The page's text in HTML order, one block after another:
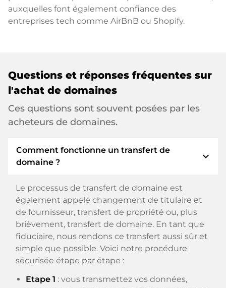
auxquelles font également confiance des
entreprises tech comme AirBnB ou Shopify.
Questions et réponses fréquentes sur
l'achat de domaines
Ces questions sont souvent posées par les
acheteurs de domaines.
Comment fonctionne un transfert de
domaine ?
expand_more
Le processus de transfert de domaine est
également appelé changement de titulaire et
de fournisseur, transfert de propriété ou, plus
brièvement, transfert de domaine. En tant que
fiduciaire, nous rendons ce transfert aussi sûr et
simple que possible. Voici notre procédure
sécurisée étape par étape :
Etape 1 : vous transmettez vos données,